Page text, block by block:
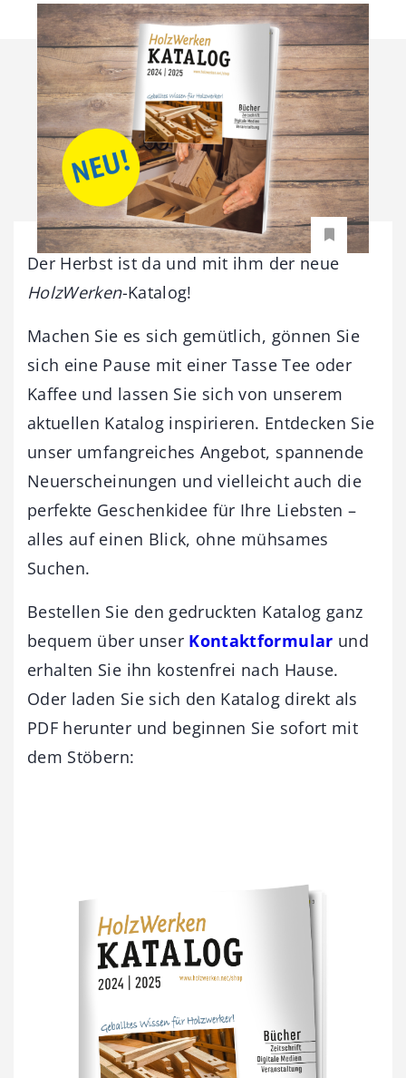
Der Herbst ist da und mit ihm der neue
HolzWerken-Katalog!
Machen Sie es sich gemütlich, gönnen Sie
sich eine Pause mit einer Tasse Tee oder
Kaffee und lassen Sie sich von unserem
aktuellen Katalog inspirieren. Entdecken Sie
unser umfangreiches Angebot, spannende
Neuerscheinungen und vielleicht auch die
perfekte Geschenkidee für Ihre Liebsten –
alles auf einen Blick, ohne mühsames
Suchen.
Bestellen Sie den gedruckten Katalog ganz
bequem über unser Kontaktformular und
erhalten Sie ihn kostenfrei nach Hause.
Oder laden Sie sich den Katalog direkt als
PDF herunter und beginnen Sie sofort mit
dem Stöbern: